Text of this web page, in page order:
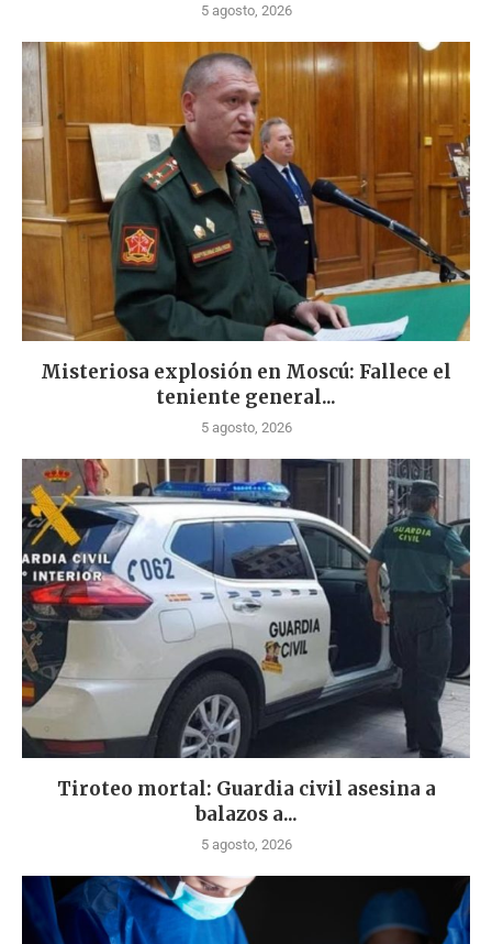
5 agosto, 2026
Misteriosa explosión en Moscú: Fallece el
teniente general...
5 agosto, 2026
Tiroteo mortal: Guardia civil asesina a
balazos a...
5 agosto, 2026